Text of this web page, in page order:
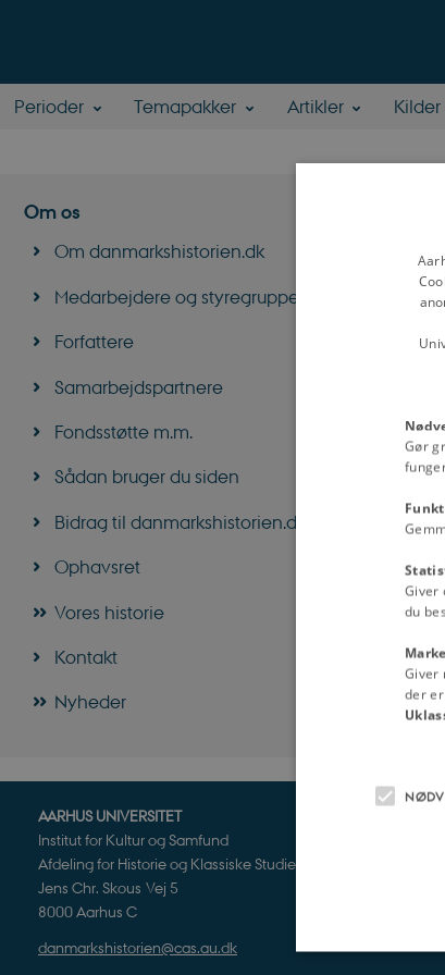
Perioder Temapakker Artikler Kilder
Om os
Om danmarkshistorien.dk
Medarbejdere og styregruppe
Forfattere
Samarbejdspartnere
Fondsstøtte m.m.
Sådan bruger du siden
Bidrag til danmarkshistorien.dk
Ophavsret
Vores historie
Kontakt
Nyheder
Det
AARHUS UNIVERSITET
Institut for Kultur og Samfund
Afdeling for Historie og Klassiske Studier
Jens Chr. Skous Vej 5
8000 Aarhus C
danmarkshistorien@cas.au.dk
Gør
Giver
du
Giver
der